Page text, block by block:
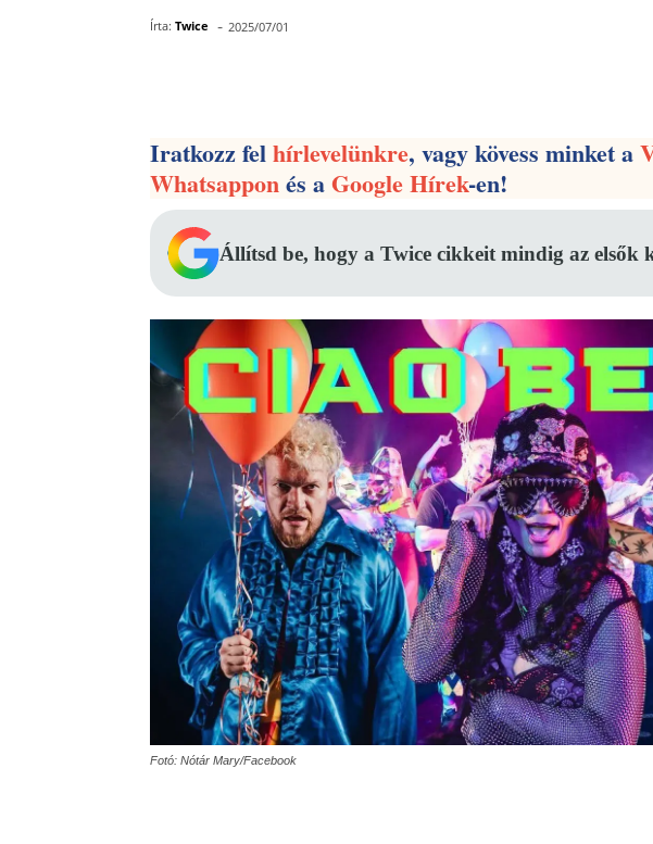
Írta: Twice - 2025/07/01
Iratkozz felhírlevelünkre, vagy kövess minket a
Whatsapponés aGoogle Hírek-en!
Állítsd be, hogy a Twice cikkeit mindig az elsők
Fotó: Nótár Mary/Facebook